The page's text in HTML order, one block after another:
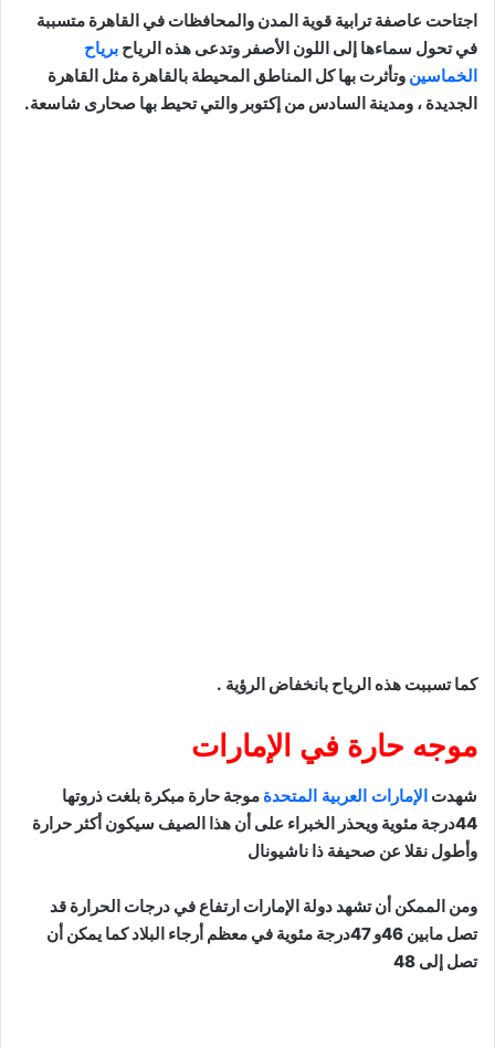
اجتاحت عاصفة ترابية قوية المدن والمحافظات في القاهرة متسببة
في تحول سماءها إلى اللون الأصفر وتدعى هذه الرياح برياح
الخماسين وتأثرت بها كل المناطق المحيطة بالقاهرة مثل القاهرة
الجديدة ، ومدينة السادس من إكتوبر والتي تحيط بها صحارى شاسعة.
كما تسببت هذه الرياح بانخفاض الرؤية .
موجه حارة في الإمارات
شهدت الإمارات العربية المتحدة موجة حارة مبكرة بلغت ذروتها
44درجة مئوية ويحذر الخبراء على أن هذا الصيف سيكون أكثر حرارة
وأطول نقلا عن صحيفة ذا ناشيونال
ومن الممكن أن تشهد دولة الإمارات ارتفاع في درجات الحرارة قد
تصل مابين 46و 47درجة مئوية في معظم أرجاء البلاد كما يمكن أن
تصل إلى 48